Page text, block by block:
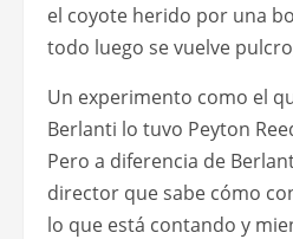
el coyote herido por una
todo luego se vuelve
Un experimento como el
Berlanti lo tuvo Peyton
Pero a diferencia de
director que sabe cómo
lo que está contando y